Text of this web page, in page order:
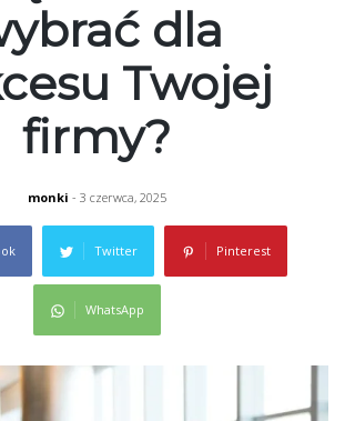
dla
Twojej
firmy?
monki - 3 czerwca, 2025
Twitter Pinterest
WhatsApp